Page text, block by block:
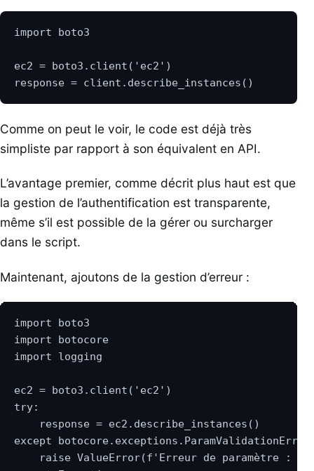
Comme on peut le voir, le code est déjà très
simpliste par rapport à son équivalent en API.
L’avantage premier, comme décrit plus haut est que
la gestion de l’authentification est transparente,
même s’il est possible de la gérer ou surcharger
dans le script.
Maintenant, ajoutons de la gestion d’erreur :